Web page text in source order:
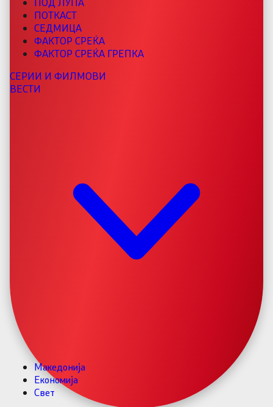
ПОТКАСТ
СЕДМИЦА
ФАКТОР СРЕЌА
ФАКТОР СРЕЌА ГРЕПКА
СЕРИИ И ФИЛМОВИ
ВЕСТИ
Македонија
Економија
Свет